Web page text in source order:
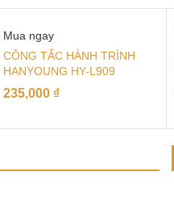
Mua ngay
CÔNG TẮC HÀNH TRÌNH
HANYOUNG HY-L909
235,000 ₫